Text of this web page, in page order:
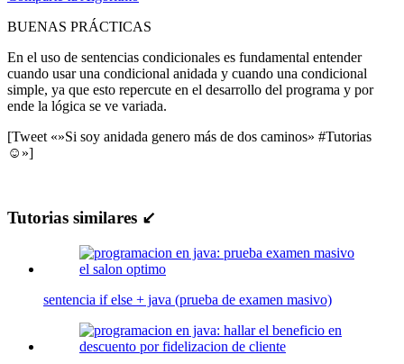
BUENAS PRÁCTICAS
En el uso de sentencias condicionales es fundamental entender
cuando usar una condicional anidada y cuando una condicional
simple, ya que esto repercute en el desarrollo del programa y por
ende la lógica se ve variada.
[Tweet «»Si soy anidada genero más de dos caminos» #Tutorias
☺»]
Tutorias similares ↙
sentencia if else + java (prueba de examen masivo)